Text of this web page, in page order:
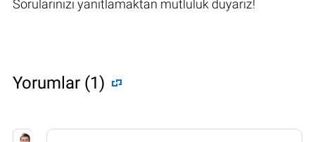
Sorularınızı yanıtlamaktan mutluluk duyarız!
Yorumlar (1)